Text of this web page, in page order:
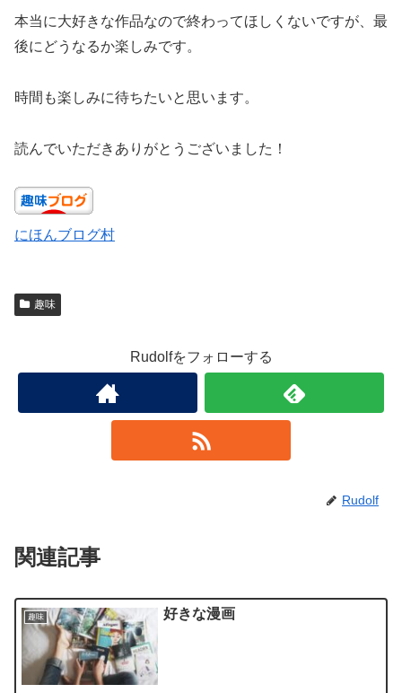
本当に大好きな作品なので終わってほしくないですが、最
後にどうなるか楽しみです。
時間も楽しみに待ちたいと思います。
読んでいただきありがとうございました！
にほんブログ村
趣味
Rudolfをフォローする
Rudolf
関連記事
趣味 好きな漫画